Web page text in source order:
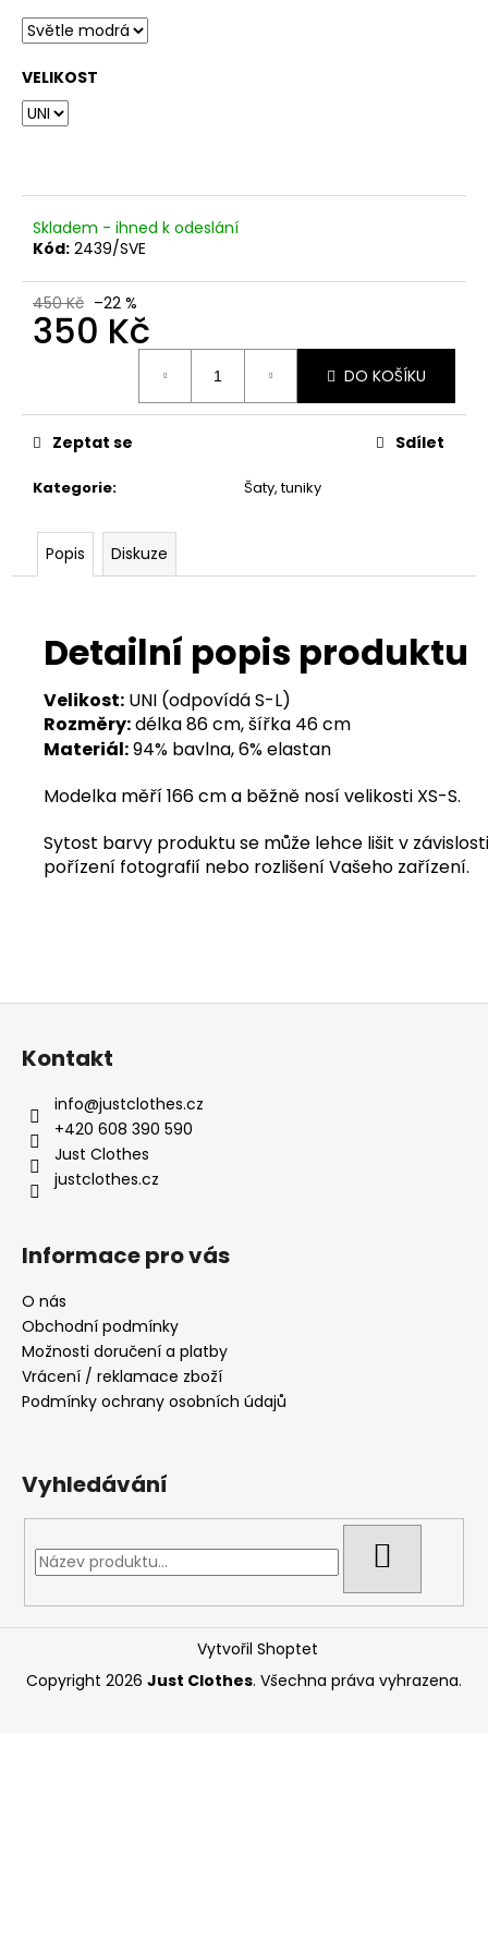
VELIKOST
Skladem - ihned k odeslání
Kód: 2439/SVE
450 Kč –22 %
350 Kč
DO KOŠÍKU
Kategorie: Šaty, tuniky
Zeptat se Sdílet
Popis Diskuze
Detailní popis produktu
Velikost: UNI (odpovídá S-L)
Rozměry:délka 86 cm, šířka 46 cm
Materiál:94% bavlna, 6% elastan
Modelka měří 166 cm a běžně nosí velikosti XS-S.
Sytost barvy produktu se může lehce lišit v
pořízení fotografií nebo rozlišení Vašeho zařízení.
u
j
e
m
e
Kontakt
info@justclothes.cz
+420 608 390 590
Just Clothes
justclothes.cz
Informace pro vás
O nás
Obchodní podmínky
Možnosti doručení a platby
Vrácení / reklamace zboží
Podmínky ochrany osobních údajů
Vyhledávání
Vytvořil Shoptet
Copyright 2026 Just Clothes. Všechna práva vyhrazena.